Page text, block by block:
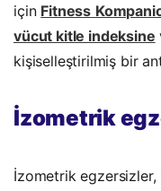
için Fitness
vücut kitle indeksine
kişiselleştirilmiş bir
İzometrik
İzometrik egzersizler,